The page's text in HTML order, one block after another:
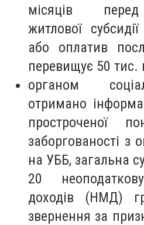
місяців
житлової
або оплатив
перевищує 50 тис.
органом
отримано
простроченої
заборгованості з
на УББ, загальна
20
доходів (НМД)
звернення за